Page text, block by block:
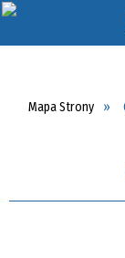
Mapa Strony